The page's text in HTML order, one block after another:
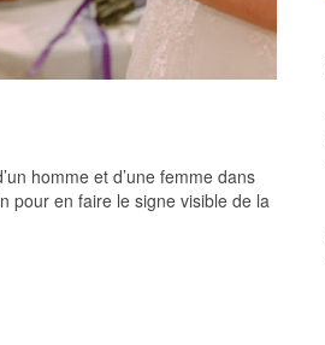
homme et d’une femme dans
pour en faire le signe visible de la